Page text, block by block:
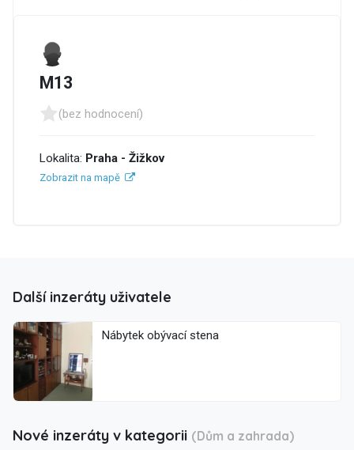
M13
(bez hodnocení)
Lokalita: Praha - Žižkov
Zobrazit na mapě
Další inzeráty uživatele
Nábytek obývací stena
Nové inzeráty v kategorii (Dům a zahrada)